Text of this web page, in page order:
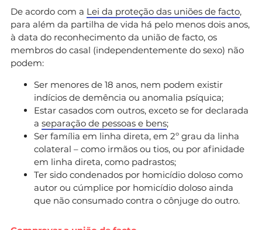
De acordo com a Lei da proteção das uniões de facto,
para além da partilha de vida há pelo menos dois anos,
à data do reconhecimento da união de facto, os
membros do casal (independentemente do sexo) não
podem:
Ser menores de 18 anos, nem podem existir
indícios de demência ou anomalia psíquica;
Estar casados com outros, exceto se for declarada
a separação de pessoas e bens;
Ser família em linha direta, em 2º grau da linha
colateral – como irmãos ou tios, ou por afinidade
em linha direta, como padrastos;
Ter sido condenados por homicídio doloso como
autor ou cúmplice por homicídio doloso ainda
que não consumado contra o cônjuge do outro.